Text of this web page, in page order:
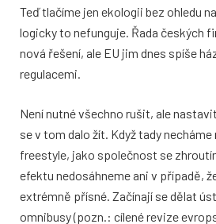
Teď tlačíme jen ekologii bez ohledu
logicky to nefunguje. Řada českých
nová řešení, ale EU jim dnes spíše
regulacemi.
Není nutné všechno rušit, ale
se v tom dalo žít. Když tady necháme
freestyle, jako společnost se
efektu nedosáhneme ani v případě,
extrémně přísné. Začínají se dělat
omnibusy (pozn.: cílené revize